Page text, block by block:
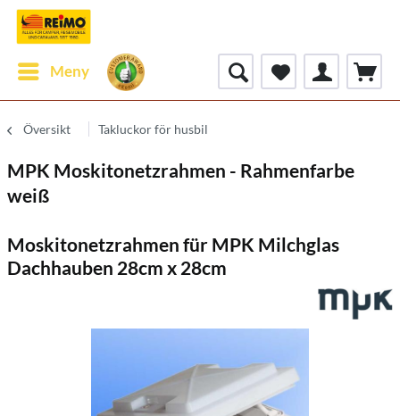
Meny
Översikt Takluckor för husbil
MPK Moskitonetzrahmen - Rahmenfarbe
weiß
Moskitonetzrahmen für MPK Milchglas
Dachhauben 28cm x 28cm